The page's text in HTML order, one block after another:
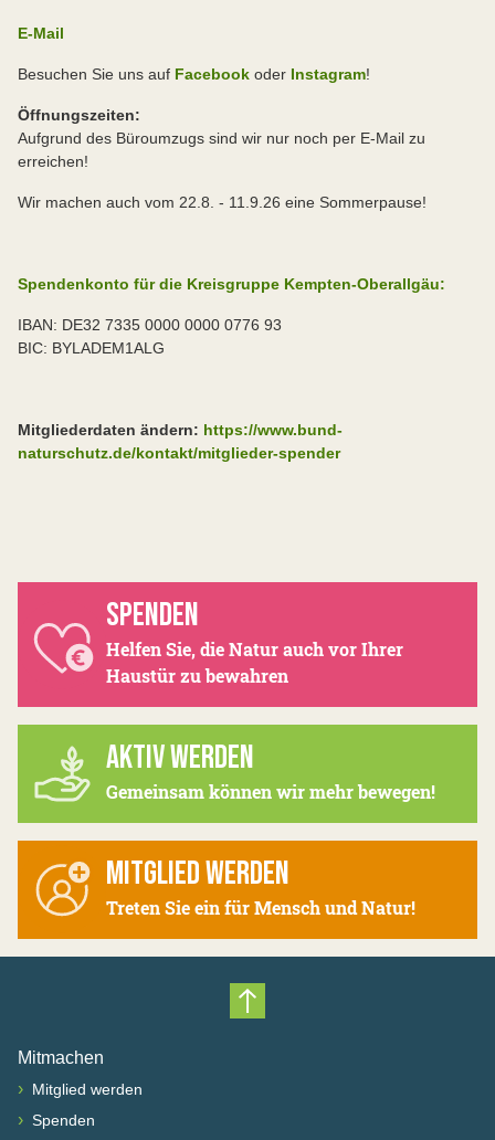
E-Mail
Besuchen Sie uns auf Facebook oder Instagram!
Öffnungszeiten:
Aufgrund des Büroumzugs sind wir nur noch per E-Mail zu
erreichen!
Wir machen auch vom 22.8. - 11.9.26 eine Sommerpause!
Spendenkonto für die Kreisgruppe Kempten-Oberallgäu:
IBAN: DE32 7335 0000 0000 0776 93
BIC: BYLADEM1ALG
Mitgliederdaten ändern: https://www.bund-
naturschutz.de/kontakt/mitglieder-spender
SPENDEN
Helfen Sie, die Natur auch vor Ihrer
Haustür zu bewahren
AKTIV WERDEN
Gemeinsam können wir mehr bewegen!
MITGLIED WERDEN
Treten Sie ein für Mensch und Natur!
Nach oben scrollen
Mitmachen
› Mitglied werden
› Spenden